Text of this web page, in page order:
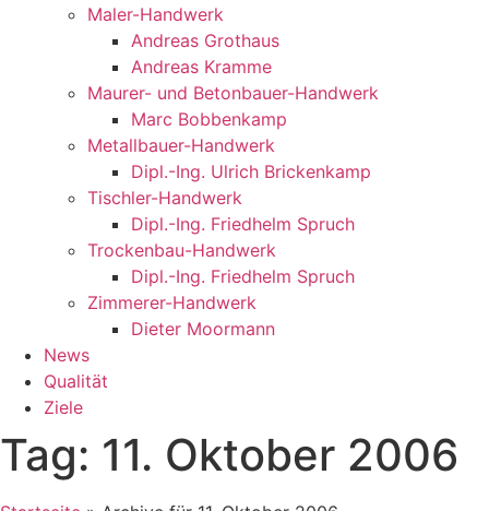
Maler-Handwerk​
Andreas Grothaus
Andreas Kramme
Maurer- und Betonbauer-Handwerk​
Marc Bobbenkamp
Metallbauer-Handwerk​
Dipl.-Ing. Ulrich Brickenkamp
Tischler-Handwerk
Dipl.-Ing. Friedhelm Spruch
Trockenbau-Handwerk
Dipl.-Ing. Friedhelm Spruch
Zimmerer-Handwerk
Dieter Moormann
News
Qualität
Ziele
Tag: 11. Oktober 2006